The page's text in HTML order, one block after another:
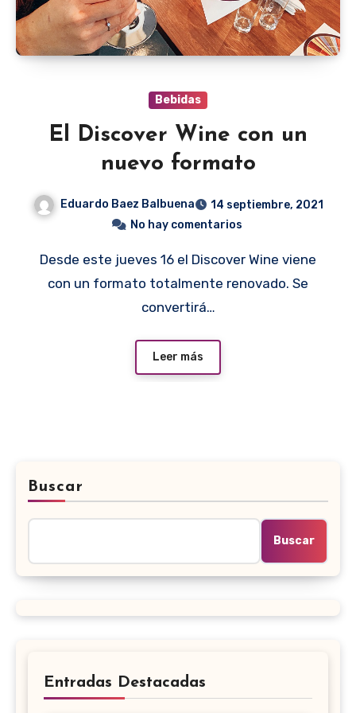
Bebidas
El Discover Wine con un
nuevo formato
Eduardo Baez Balbuena
14 septiembre, 2021
No hay comentarios
Desde este jueves 16 el Discover Wine viene
con un formato totalmente renovado. Se
convertirá…
Leer más
Buscar
Buscar
Entradas Destacadas